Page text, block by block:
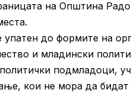
на Општина
упатен до формите на
и младински
подмладоци,
кои не мора да